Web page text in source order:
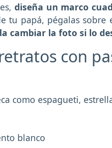
diseña un marco
tu papá, pégalas
cambiar la foto si lo
con
como espagueti,
blanco